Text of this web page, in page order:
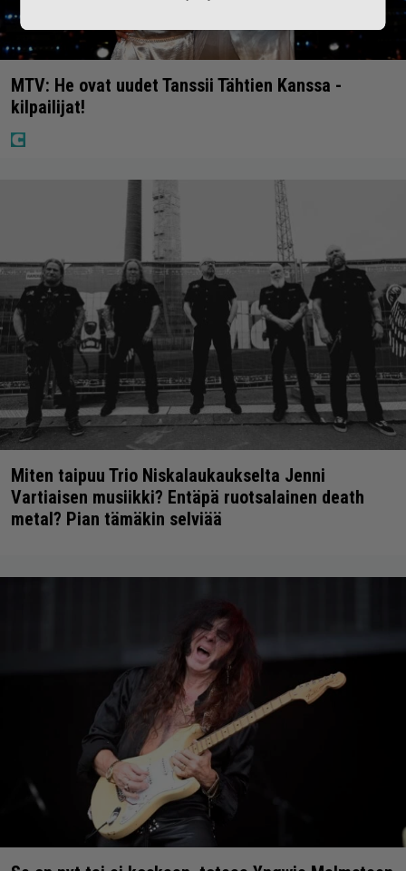
MTV: He ovat uudet Tanssii Tähtien Kanssa -
kilpailijat!
Miten taipuu Trio Niskalaukaukselta Jenni
Vartiaisen musiikki? Entäpä ruotsalainen death
metal? Pian tämäkin selviää